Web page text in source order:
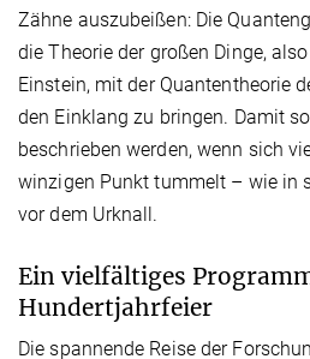
Zähne auszubeißen: Die
die Theorie der großen Dinge,
Einstein, mit der Quantentheorie
den Einklang zu bringen. Damit
beschrieben werden, wenn sich
winzigen Punkt tummelt – wie in
vor dem Urknall.
Ein vielfältiges
Hundertjahrfeier
Die spannende Reise der